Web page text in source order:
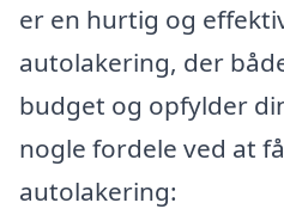
er en hurtig og
autolakering, der
budget og opfylder
nogle fordele ved at
autolakering: